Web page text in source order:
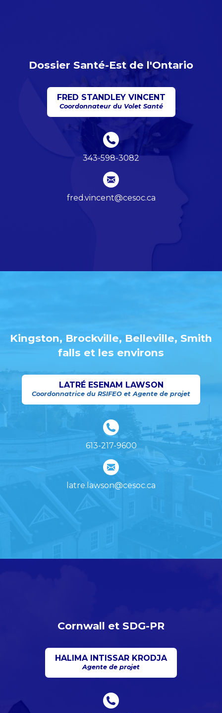
Dossier Santé-Est de l'Ontario
FRED STANDLEY VINCENT
Coordonnateur du Volet Santé
343-598-3082
fred.vincent@cesoc.ca
Kingston, Brockville, Belleville, Smith
falls et les environs
LATRÉ ESENAM LAWSON
Coordonnatrice du RSIFEO et Agente de projet
613-217-9600
latre.lawson@cesoc.ca
Cornwall et SDG-PR
HALIMA INTISSAR KRODJA
Agente de projet